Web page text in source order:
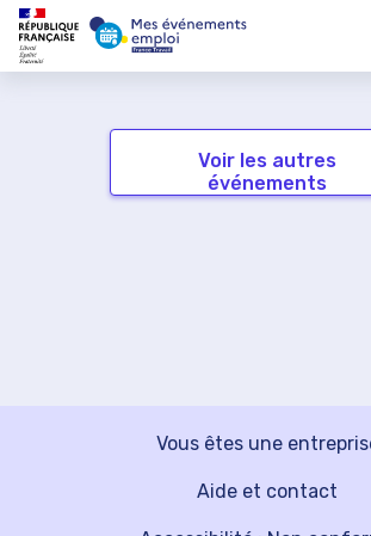
Voir les autres
événements
Vous êtes une
Aide et contact